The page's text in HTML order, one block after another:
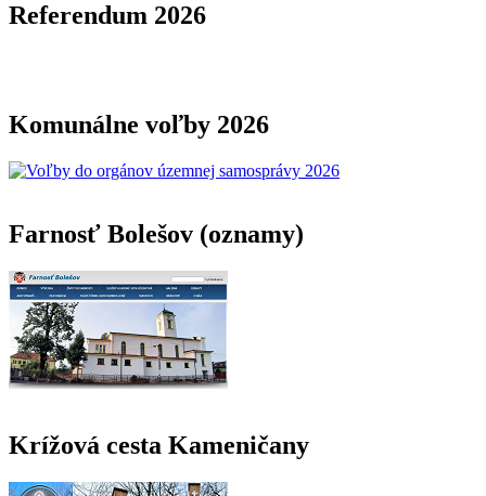
Referendum 2026
Komunálne voľby 2026
Farnosť Bolešov (oznamy)
Krížová cesta Kameničany